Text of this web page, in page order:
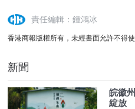
責任編輯：鍾鴻冰
香港商報版權所有，未經書面允許不得使
新聞
皖徽州
綻放